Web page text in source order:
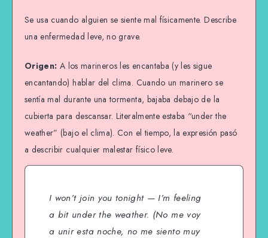
Se usa cuando alguien se siente mal físicamente. Describe
una enfermedad leve, no grave.
Origen: A los marineros les encantaba (y les sigue
encantando) hablar del clima. Cuando un marinero se
sentía mal durante una tormenta, bajaba debajo de la
cubierta para descansar. Literalmente estaba “under the
weather” (bajo el clima). Con el tiempo, la expresión pasó
a describir cualquier malestar físico leve.
I won’t join you tonight — I’m feeling
a bit under the weather. (No me voy
a unir esta noche, no me siento muy